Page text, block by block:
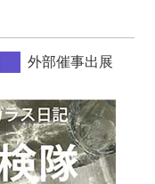
外部催事出展